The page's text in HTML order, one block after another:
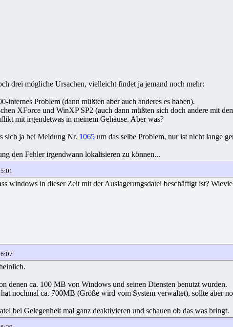
drei mögliche Ursachen, vielleicht findet ja jemand noch mehr:
internes Problem (dann müßten aber auch anderes es haben).
XForce und WinXP SP2 (auch dann müßten sich doch andere mit
mit irgendetwas in meinem Gehäuse. Aber was?
sich ja bei Meldung Nr. 1065 um das selbe Problem, nur ist nicht lange
den Fehler irgendwann lokalisieren zu können...
windows in dieser Zeit mit der Auslagerungsdatei beschäftigt ist?
denen ca. 100 MB von Windows und seinen Diensten benutzt wurden.
nochmal ca. 700MB (Größe wird vom System verwaltet), sollte aber
bei Gelegenheit mal ganz deaktivieren und schauen ob das was bringt.